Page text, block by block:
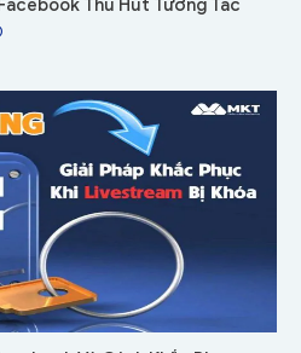
Thu Hút Tương Tác